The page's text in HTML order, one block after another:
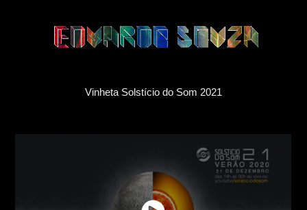
Vinheta Solstício do Som 2021